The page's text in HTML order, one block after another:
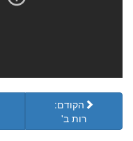
הקודם:
רות ב'